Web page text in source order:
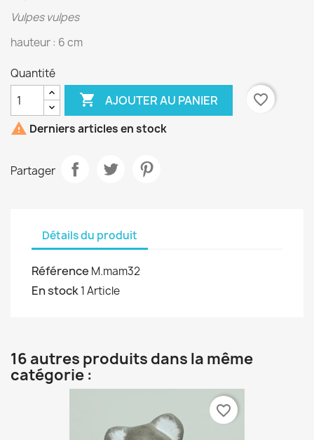
Vulpes vulpes
hauteur : 6 cm
Quantité
 AJOUTER AU PANIER
favorite_border
 Derniers articles en stock
Partager
Détails du produit
Référence M.mam32
En stock1 Article
16 autres produits dans la même
catégorie :
favorite_border